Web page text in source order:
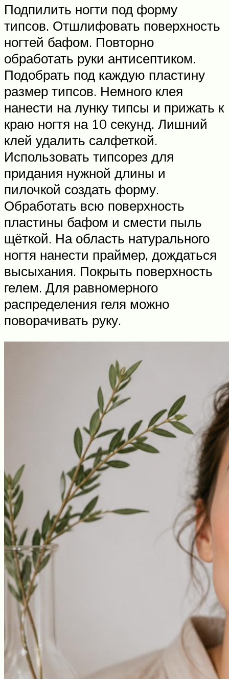
Подпилить ногти под форму
типсов. Отшлифовать поверхность
ногтей бафом. Повторно
обработать руки антисептиком.
Подобрать под каждую пластину
размер типсов. Немного клея
нанести на лунку типсы и прижать к
краю ногтя на 10 секунд. Лишний
клей удалить салфеткой.
Использовать типсорез для
придания нужной длины и
пилочкой создать форму.
Обработать всю поверхность
пластины бафом и смести пыль
щёткой. На область натурального
ногтя нанести праймер, дождаться
высыхания. Покрыть поверхность
гелем. Для равномерного
распределения геля можно
поворачивать руку.